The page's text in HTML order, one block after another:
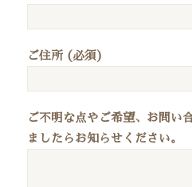
ご住所 (必須)
ご不明な点やご希望、お問い
ましたらお知らせください。